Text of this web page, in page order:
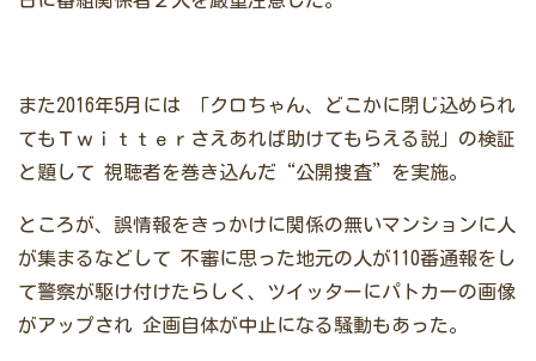
また2016年5月には 「クロちゃん、どこかに閉じ込められ
てもＴｗｉｔｔｅｒさえあれば助けてもらえる説」の検証
と題して 視聴者を巻き込んだ“公開捜査”を実施。
ところが、誤情報をきっかけに関係の無いマンションに人
が集まるなどして 不審に思った地元の人が110番通報をし
て警察が駆け付けたらしく、ツイッターにパトカーの画像
がアップされ 企画自体が中止になる騒動もあった。